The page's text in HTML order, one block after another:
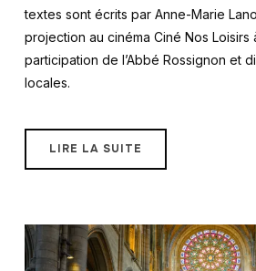
textes sont écrits par Anne-Marie
projection au cinéma Ciné Nos Loisirs
participation de l’Abbé Rossignon et
locales.
LIRE LA SUITE